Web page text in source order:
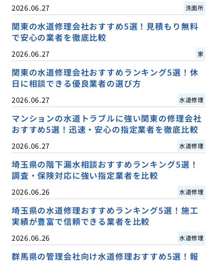
2026.06.27 洗面所
関東の水道修理会社おすすめ5選！見積もり無料
で安心の業者を徹底比較
2026.06.27 家
関東の水道修理会社おすすめランキング5選！休
日に相談できる優良業者の選び方
2026.06.27 水道修理
マンションの水道トラブルに強い関東の修理会社
おすすめ5選！迅速・安心の指定業者を徹底比較
2026.06.27 水道修理
埼玉県の階下漏水相談おすすめランキング5選！
調査・保険対応に強い指定業者を比較
2026.06.26 水道修理
埼玉県の水道修理おすすめランキング5選！施工
実績が豊富で信頼できる業者を比較
2026.06.26 水道修理
群馬県の管理会社向け水道修理おすすめ5選！報